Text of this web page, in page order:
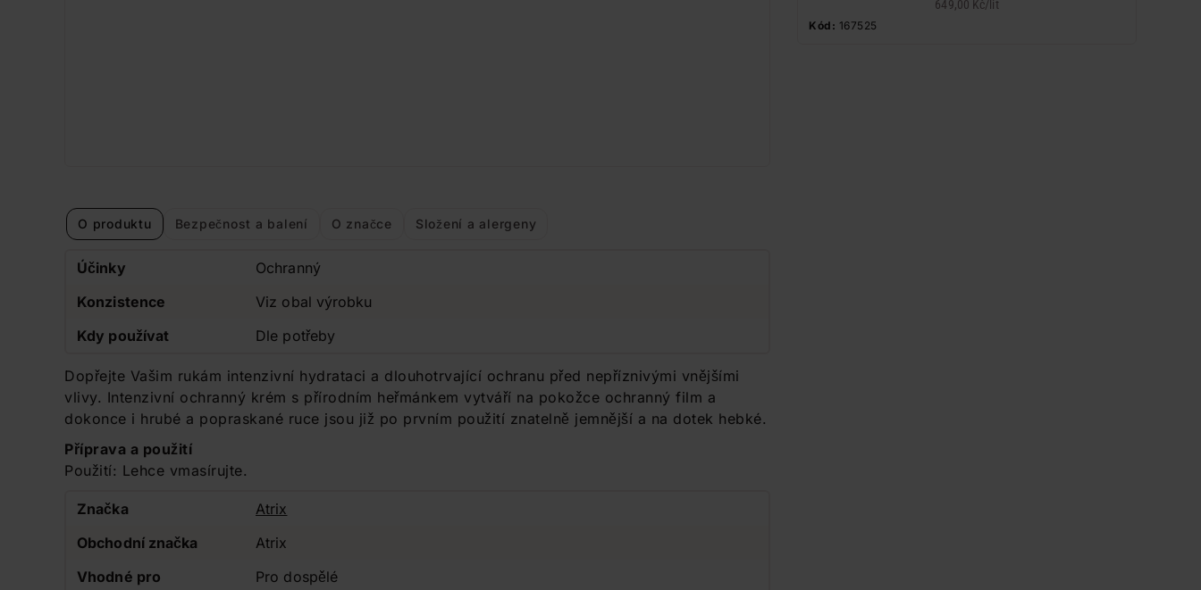
O produktu Bezpečnost a balení O značce Složení a alergeny
Účinky
Ochranný
Konzistence
Viz obal výrobku
Kdy používat
Dle potřeby
Dopřejte Vašim rukám intenzivní hydrataci a dlouhotrvající ochranu před nepříznivými vnějšími
vlivy. Intenzivní ochranný krém s přírodním heřmánkem vytváří na pokožce ochranný film a
dokonce i hrubé a popraskané ruce jsou již po prvním použití znatelně jemnější a na dotek hebké.
Příprava a použití
Použití: Lehce vmasírujte.
Značka
Atrix
Obchodní značka
Atrix
Vhodné pro
Pro dospělé
649,00 Kč/ lit
Kód: 167525